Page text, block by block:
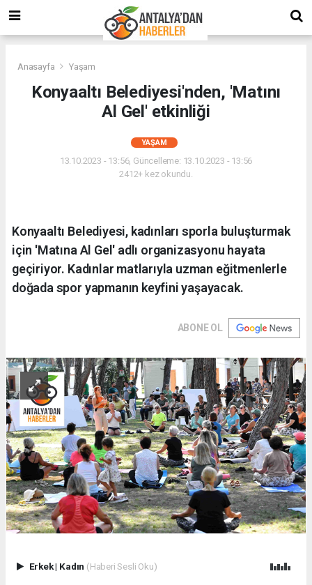
Anasayfa Yaşam
Konyaaltı Belediyesi'nden, 'Matını
Al Gel' etkinliği
YAŞAM
13.10.2023 - 13:56, Güncelleme: 13.10.2023 - 13:56
2412+ kez okundu.
Konyaaltı Belediyesi, kadınları sporla buluşturmak
için 'Matına Al Gel' adlı organizasyonu hayata
geçiriyor. Kadınlar matlarıyla uzman eğitmenlerle
doğada spor yapmanın keyfini yaşayacak.
ABONE OL
Erkek| Kadın (Haberi Sesli Oku)